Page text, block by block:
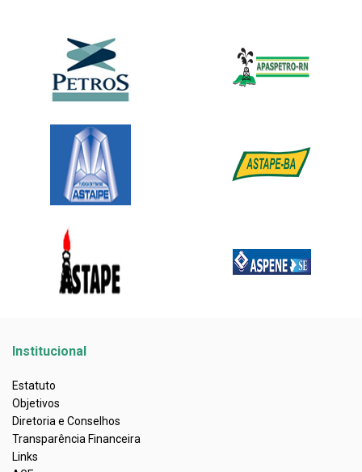
Institucional
Estatuto
Objetivos
Diretoria e Conselhos
Transparência Financeira
Links